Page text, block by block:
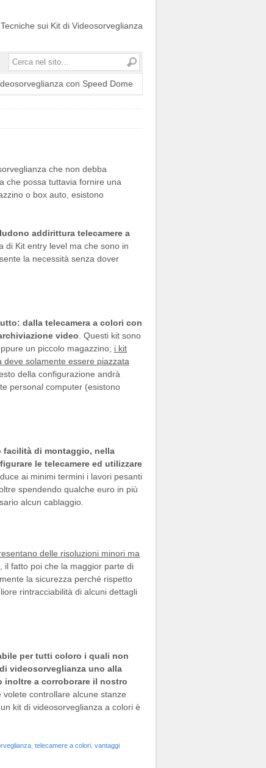
sui Kit di Videosorveglianza
Cerca
con Speed Dome
che non debba
che possa tuttavia fornire una
o box auto, esistono
addirittura telecamere a
di Kit entry level ma che sono in
la necessità senza dover
dalla telecamera a colori con
video . Questi kit sono
un piccolo magazzino; i kit
solamente essere piazzata
della configurazione andrà
personal computer (esistono
facilità di montaggio, nella
le telecamere ed utilizzare
ai minimi termini i lavori pesanti
spendendo qualche euro in più
alcun cablaggio.
delle risoluzioni minori ma
, il fatto poi che la maggior parte di
la sicurezza perché rispetto
rintracciabilità di alcuni dettagli
per tutti coloro i quali non
videosorveglianza uno alla
a corroborare il nostro
volete controllare alcune stanze
kit di videosorveglianza a colori è
telecamere a colori vantaggi